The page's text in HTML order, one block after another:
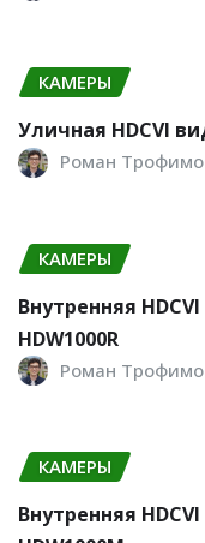
КАМЕРЫ
Уличная HDCVI
Роман
КАМЕРЫ
Внутренняя
HDW1000R
Роман
КАМЕРЫ
Внутренняя